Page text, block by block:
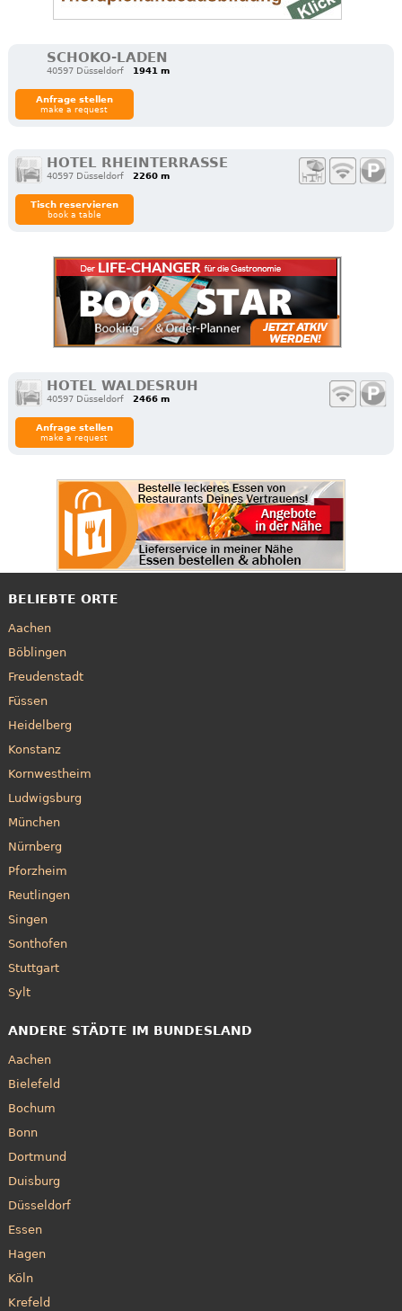
SCHOKO-LADEN
40597 Düsseldorf 1941 m
Anfrage stellen
make a request
HOTEL RHEINTERRASSE
40597 Düsseldorf 2260 m
Tisch reservieren
book a table
HOTEL WALDESRUH
40597 Düsseldorf 2466 m
Anfrage stellen
make a request
BELIEBTE ORTE
Aachen
Böblingen
Freudenstadt
Füssen
Heidelberg
Konstanz
Kornwestheim
Ludwigsburg
München
Nürnberg
Pforzheim
Reutlingen
Singen
Sonthofen
Stuttgart
Sylt
ANDERE STÄDTE IM BUNDESLAND
Aachen
Bielefeld
Bochum
Bonn
Dortmund
Duisburg
Düsseldorf
Essen
Hagen
Köln
Krefeld